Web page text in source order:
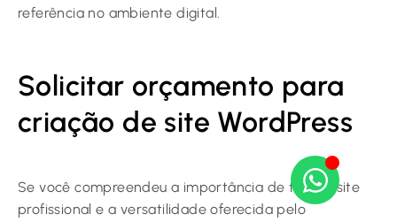
referência no ambiente digital.
Solicitar orçamento para
criação de site WordPress
Se você compreendeu a importância de ter um site
profissional e a versatilidade oferecida pelo